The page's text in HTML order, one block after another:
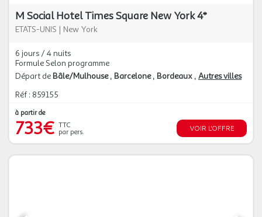
M Social Hotel Times Square New York 4*
ETATS-UNIS | New York
6 jours / 4 nuits
Formule Selon programme
Départ de Bâle/Mulhouse Barcelone Bordeaux Autres villes
Réf : 859155
à partir de
733€ TTC
par pers.
VOIR L'OFFRE